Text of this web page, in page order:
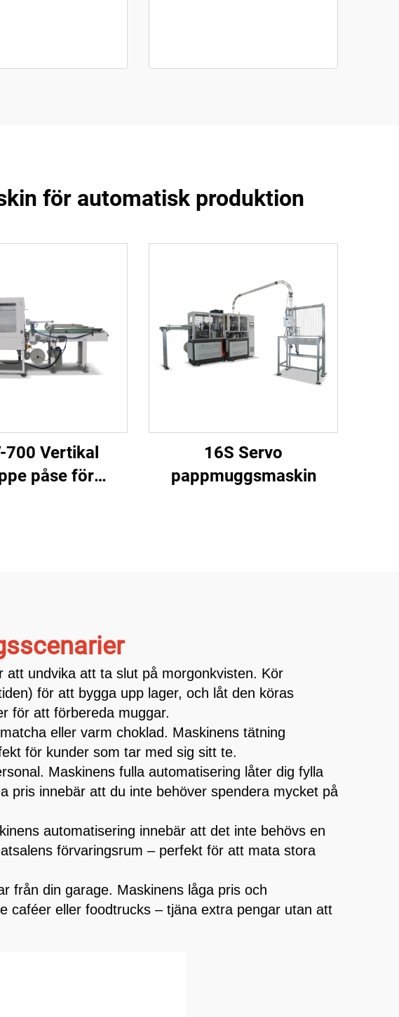
för automatisk produktion
700 Vertikal
påse för
16S Servo
pappmuggsmaskin
undvika att ta slut på morgonkvisten. Kör
för att bygga upp lager, och låt den köras
för att förbereda muggar.
eller varm choklad. Maskinens tätning
för kunder som tar med sig sitt te.
Maskinens fulla automatisering låter dig fylla
pris innebär att du inte behöver spendera mycket på
automatisering innebär att det inte behövs en
förvaringsrum – perfekt för att mata stora
från din garage. Maskinens låga pris och
caféer eller foodtrucks – tjäna extra pengar utan att